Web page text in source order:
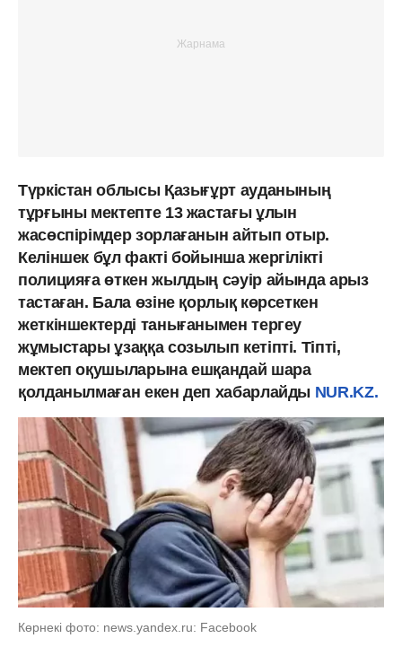
Түркістан облысы Қазығұрт ауданының
тұрғыны мектепте 13 жастағы ұлын
жасөспірімдер зорлағанын айтып отыр.
Келіншек бұл факті бойынша жергілікті
полицияға өткен жылдың сәуір айында арыз
тастаған. Бала өзіне қорлық көрсеткен
жеткіншектерді танығанымен тергеу
жұмыстары ұзаққа созылып кетіпті. Тіпті,
мектеп оқушыларына ешқандай шара
қолданылмаған екен деп хабарлайды NUR.KZ.
Көрнекі фото: news.yandex.ru: Facebook